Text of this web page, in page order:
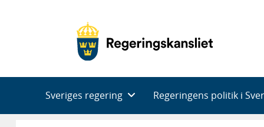
Sveriges regering Regeringens politik i